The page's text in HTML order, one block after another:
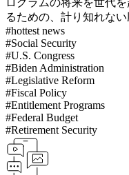
るための、計り知れな
#hottest news
#Social Security
#U.S. Congress
#Biden Administration
#Legislative Reform
#Fiscal Policy
#Entitlement Programs
#Federal Budget
#Retirement Security